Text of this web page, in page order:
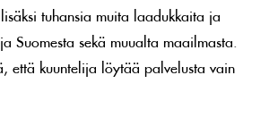
tuhansia muita laadukkaita ja
Suomesta sekä muualta maailmasta.
että kuuntelija löytää palvelusta vain